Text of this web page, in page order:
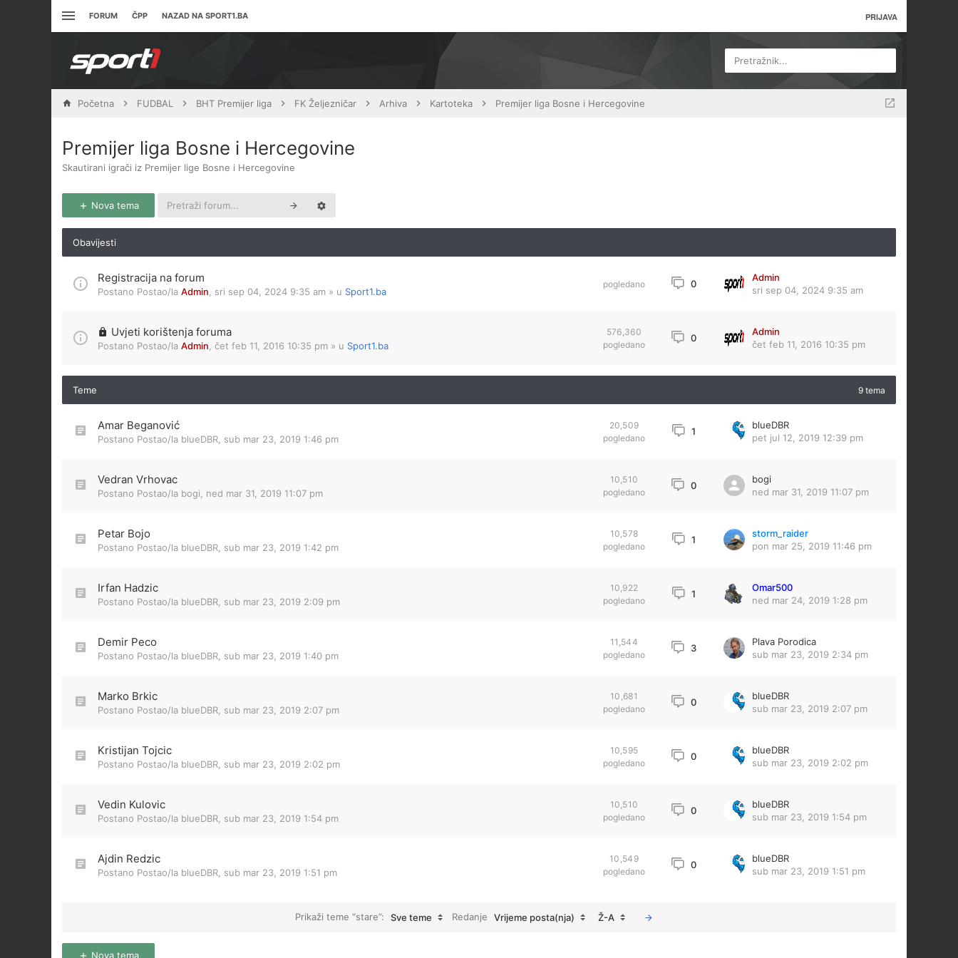
FORUM ČPP NAZAD NA SPORT1.BA PRIJAVA
Pretražnik...
Početna FUDBAL BHT Premijer liga FK Željezničar Arhiva Kartoteka Premijer liga Bosne i Hercegovine
Premijer liga Bosne i Hercegovine
Skautirani igrači iz Premijer lige Bosne i Hercegovine
Nova tema
Obavijesti
Registracija na forum
Postano Postao/la Admin sri sep 04, 2024 9:35 am » u Sport1.ba
pogledano 0
Admin
sri sep 04, 2024 9:35 am
Uvjeti korištenja foruma
Postano Postao/la Admin čet feb 11, 2016 10:35 pm » u Sport1.ba
576,360
pogledano
0
Admin
čet feb 11, 2016 10:35 pm
Teme 9 tema
Amar Beganović
Postano Postao/la blueDBR sub mar 23, 2019 1:46 pm
20,509
pogledano
1
blueDBR
pet jul 12, 2019 12:39 pm
Vedran Vrhovac
Postano Postao/la bogi ned mar 31, 2019 11:07 pm
10,510
pogledano
0
bogi
ned mar 31, 2019 11:07 pm
Petar Bojo
Postano Postao/la blueDBR sub mar 23, 2019 1:42 pm
10,578
pogledano
1
storm_raider
pon mar 25, 2019 11:46 pm
Irfan Hadzic
Postano Postao/la blueDBR sub mar 23, 2019 2:09 pm
10,922
pogledano
1
Omar500
ned mar 24, 2019 1:28 pm
Demir Peco
Postano Postao/la blueDBR sub mar 23, 2019 1:40 pm
11,544
pogledano
3
Plava Porodica
sub mar 23, 2019 2:34 pm
Marko Brkic
Postano Postao/la blueDBR sub mar 23, 2019 2:07 pm
10,681
pogledano
0
blueDBR
sub mar 23, 2019 2:07 pm
Kristijan Tojcic
Postano Postao/la blueDBR sub mar 23, 2019 2:02 pm
10,595
pogledano
0
blueDBR
sub mar 23, 2019 2:02 pm
Vedin Kulovic
Postano Postao/la blueDBR sub mar 23, 2019 1:54 pm
10,510
pogledano
0
blueDBR
sub mar 23, 2019 1:54 pm
Ajdin Redzic
Postano Postao/la blueDBR sub mar 23, 2019 1:51 pm
10,549
pogledano
0
blueDBR
sub mar 23, 2019 1:51 pm
Prikaži teme “stare”: Sve teme Redanje Vrijeme posta(nja) Ž-A
Nova tema